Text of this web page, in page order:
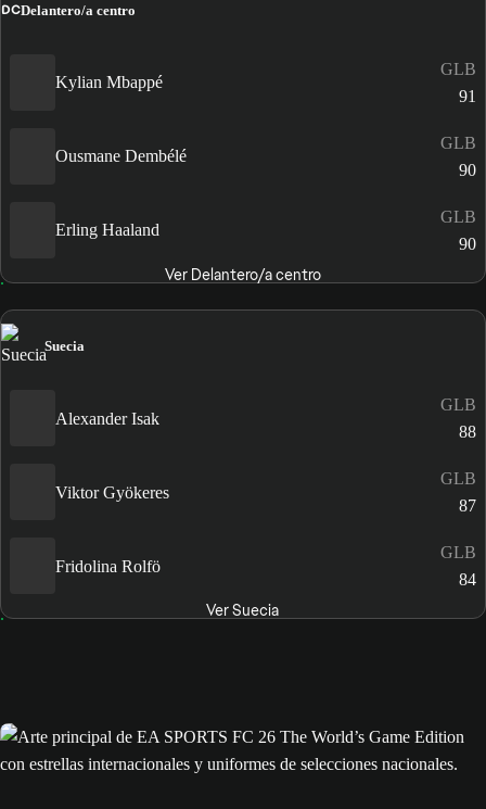
DCDelantero/a centro
Kylian Mbappé
GLB
91
Ousmane Dembélé
GLB
90
Erling Haaland
GLB
90
Ver Delantero/a centro
Suecia
Alexander Isak
GLB
88
Viktor Gyökeres
GLB
87
Fridolina Rolfö
GLB
84
Ver Suecia